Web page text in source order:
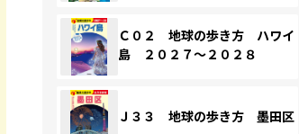
Ｃ０２ 地球の歩き方 ハワイ
島 ２０２７～２０２８
Ｊ３３ 地球の歩き方 墨田区